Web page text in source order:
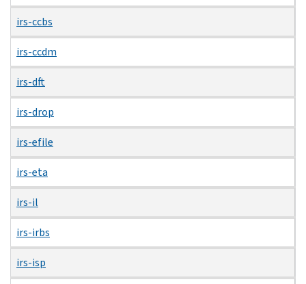
irs-ccbs
irs-ccdm
irs-dft
irs-drop
irs-efile
irs-eta
irs-il
irs-irbs
irs-isp